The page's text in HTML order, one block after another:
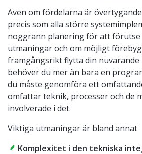
Även om fördelarna är
precis som alla större
noggrann planering för att
utmaningar och om möjligt
framgångsrikt flytta din nuvarande
behöver du mer än bara en
du måste genomföra ett
omfattar teknik, processer och de
involverade i det.
Viktiga utmaningar är bland annat
Komplexitet i den tekniska